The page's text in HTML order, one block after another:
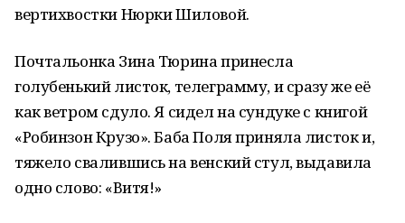
вертихвостки Нюрки Шиловой.
Почтальонка Зина Тюрина принесла
голубенький листок, телеграмму, и сразу же её
как ветром сдуло. Я сидел на сундуке с книгой
«Робинзон Крузо». Баба Поля приняла листок и,
тяжело свалившись на венский стул, выдавила
одно слово: «Витя!»